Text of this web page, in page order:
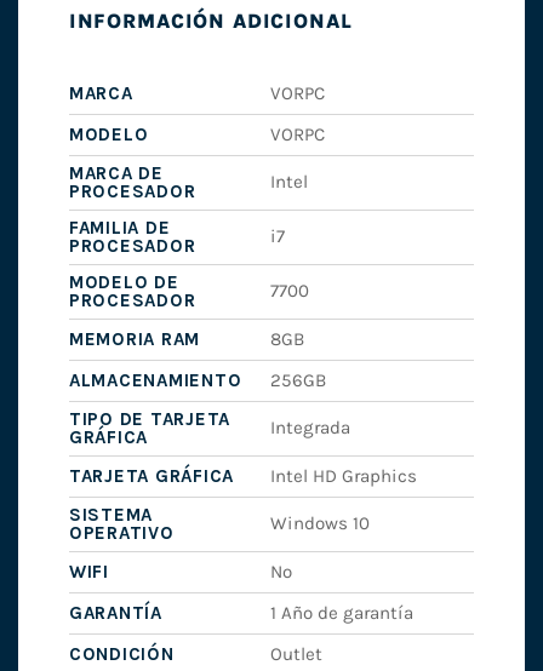
INFORMACIÓN ADICIONAL
MARCA
VORPC
MODELO
VORPC
MARCA DE
PROCESADOR
Intel
FAMILIA DE
PROCESADOR
i7
MODELO DE
PROCESADOR
7700
MEMORIA RAM
8GB
ALMACENAMIENTO
256GB
TIPO DE TARJETA
GRÁFICA
Integrada
TARJETA GRÁFICA
Intel HD Graphics
SISTEMA
OPERATIVO
Windows 10
WIFI
No
GARANTÍA
1 Año de garantía
CONDICIÓN
Outlet